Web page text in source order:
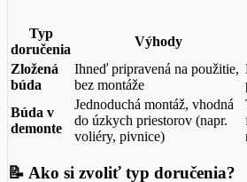
Typ
doručenia
Výhody
Zložená
búda
Ihneď pripravená na použitie,
bez montáže
Búda v
demonte
Jednoduchá montáž, vhodná
do úzkych priestorov (napr.
voliéry, pivnice)
📝 Ako si zvoliť typ doručenia?